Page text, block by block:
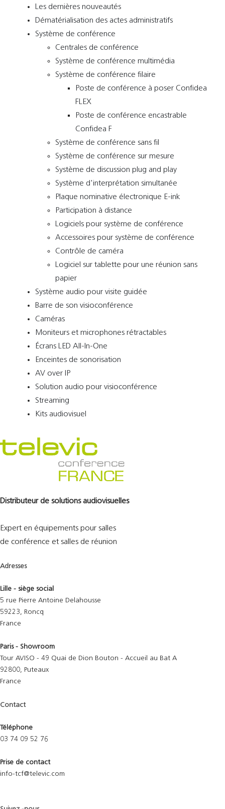
Les dernières nouveautés
Dématérialisation des actes administratifs
Système de conférence
Centrales de conférence
Système de conférence multimédia
Système de conférence filaire
Poste de conférence à poser Confidea
FLEX
Poste de conférence encastrable
Confidea F
Système de conférence sans fil
Système de conférence sur mesure
Système de discussion plug and play
Système d'interprétation simultanée
Plaque nominative électronique E-ink
Participation à distance
Logiciels pour système de conférence
Accessoires pour système de conférence
Contrôle de caméra
Logiciel sur tablette pour une réunion sans
papier
Système audio pour visite guidée
Barre de son visioconférence
Caméras
Moniteurs et microphones rétractables
Écrans LED All-In-One
Enceintes de sonorisation
AV over IP
Solution audio pour visioconférence
Streaming
Kits audiovisuel
Distributeur de solutions audiovisuelles
Expert en équipements pour salles
de conférence et salles de réunion
Adresses
Lille - siège social
5 rue Pierre Antoine Delahousse
59223, Roncq
France
Paris - Showroom
Tour AVISO - 49 Quai de Dion Bouton - Accueil au Bat A
92800, Puteaux
France
Contact
Téléphone
03 74 09 52 76
Prise de contact
info-tcf@televic.com